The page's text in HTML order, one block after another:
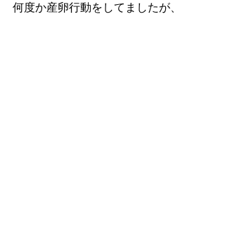
何度か産卵行動をしてましたが、